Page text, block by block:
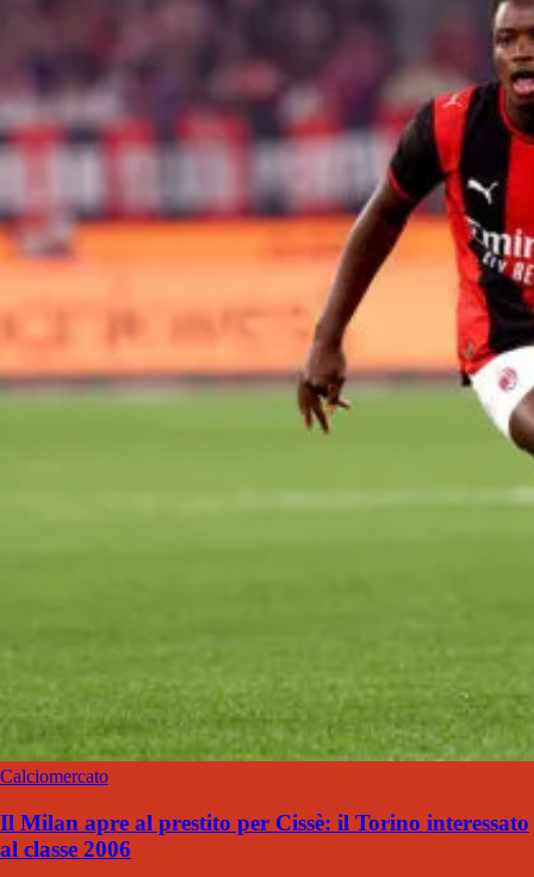
Calciomercato
Il Milan apre al prestito per Cissè: il Torino interessato
al classe 2006